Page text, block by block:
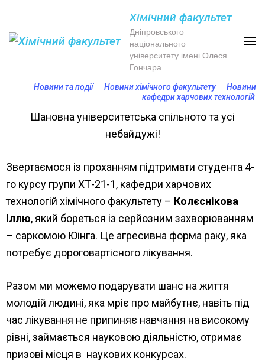
Хімічний факультет
Дніпровського
національного
університету імені Олеся
Гончара
Новини та події Новини хімічного факультету
Новини
кафедри харчових технологій
Шановна університетська спільното та усі
небайдужі!
Звертаємося із проханням підтримати студента 4-
го курсу групи ХТ-21-1, кафедри харчових
технологій хімічного факультету – Колєснікова
Іллю, який бореться із серйозним захворюванням
– саркомою Юінга. Це агресивна форма раку, яка
потребує дороговартісного лікування.
Разом ми можемо подарувати шанс на життя
молодій людині, яка мріє про майбутнє, навіть під
час лікування не припиняє навчання на високому
рівні, займається науковою діяльністю, отримає
призові місця в наукових конкурсах.